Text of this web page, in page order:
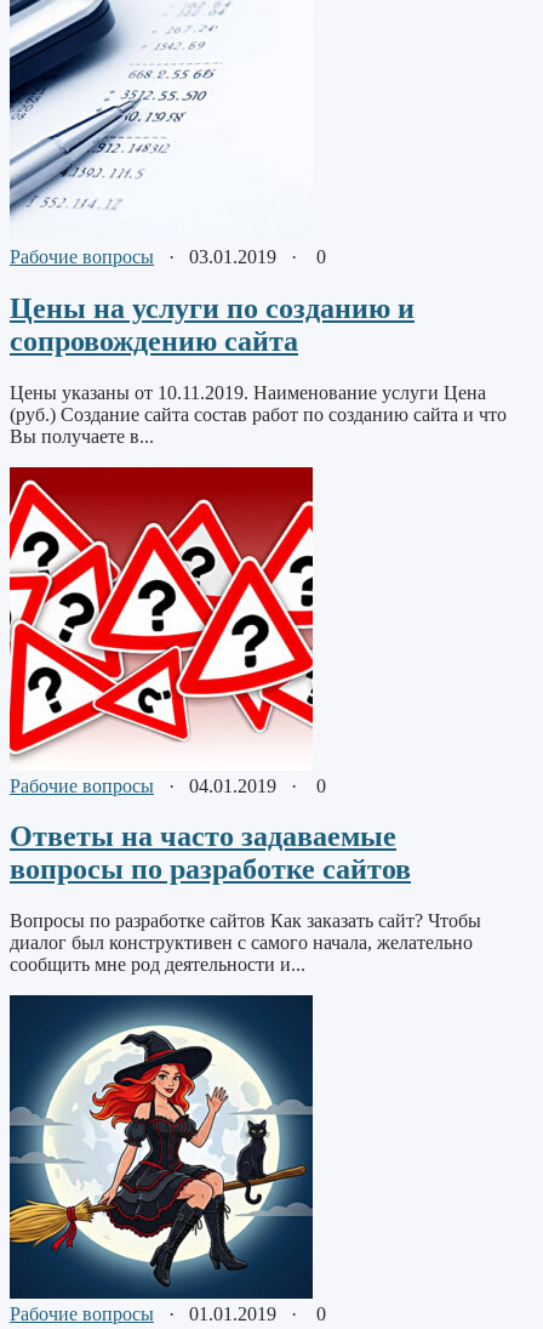
Рабочие вопросы · 03.01.2019 · 0
Цены на услуги по созданию и
сопровождению сайта
Цены указаны от 10.11.2019. Наименование услуги Цена
(руб.) Создание сайта состав работ по созданию сайта и что
Вы получаете в...
Рабочие вопросы · 04.01.2019 · 0
Ответы на часто задаваемые
вопросы по разработке сайтов
Вопросы по разработке сайтов Как заказать сайт? Чтобы
диалог был конструктивен с самого начала, желательно
сообщить мне род деятельности и...
Рабочие вопросы · 01.01.2019 · 0